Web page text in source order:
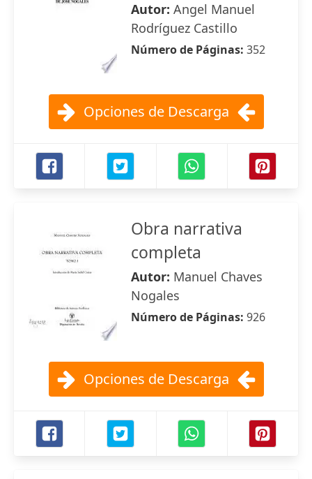
Autor: Angel Manuel
Rodríguez Castillo
Número de Páginas: 352
Opciones de Descarga
Obra narrativa
completa
Autor: Manuel Chaves
Nogales
Número de Páginas: 926
Opciones de Descarga